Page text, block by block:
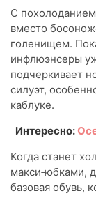
С
вместо
голенищем.
инфлюэнсеры
подчеркивает
силуэт,
каблуке.
Интересно:
Когда станет
макси‑юбками,
базовая обувь,